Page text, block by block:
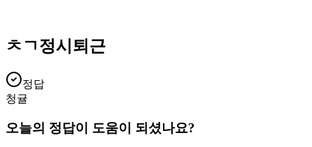
ㅊㄱ정시퇴근
정답
청귤
오늘의 정답이 도움이 되셨나요?